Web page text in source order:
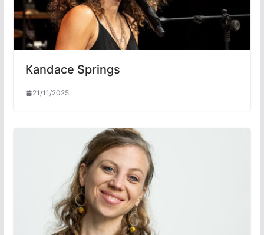
Kandace Springs
21/11/2025